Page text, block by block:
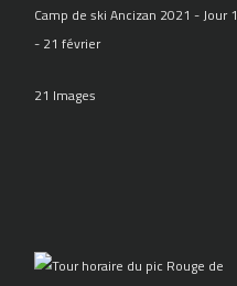
Camp de ski Ancizan 2021 - Jour 1
- 21 février
21 Images